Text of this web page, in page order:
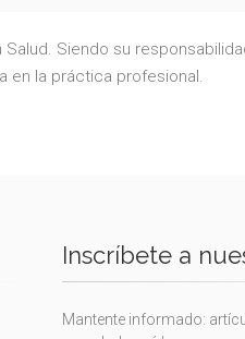
Siendo su
en la práctica profesional.
Inscríbete a
Mantente informado: